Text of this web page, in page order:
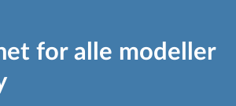
for alle modeller